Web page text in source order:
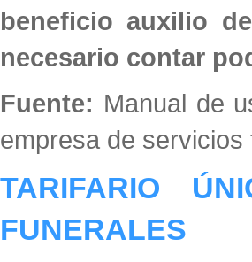
beneficio auxilio
necesario contar
Fuente: Manual de
empresa de servicios
TARIFARIO
FUNERALES